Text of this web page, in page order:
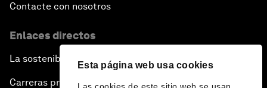
Esta página web usa cookies
Contacte con nosotros
Enlaces directos
La sostenibilidad en el Foro
Carreras profesionales